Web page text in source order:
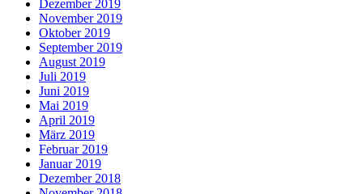
Dezember 2019
November 2019
Oktober 2019
September 2019
August 2019
Juli 2019
Juni 2019
Mai 2019
April 2019
März 2019
Februar 2019
Januar 2019
Dezember 2018